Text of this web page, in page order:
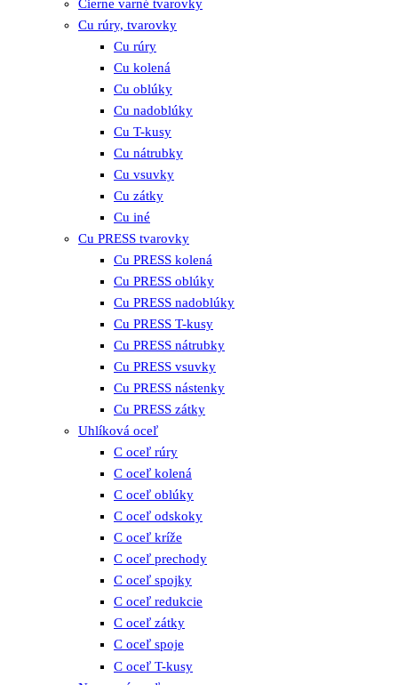
Čierne varné tvarovky
Cu rúry, tvarovky
Cu rúry
Cu kolená
Cu oblúky
Cu nadoblúky
Cu T-kusy
Cu nátrubky
Cu vsuvky
Cu zátky
Cu iné
Cu PRESS tvarovky
Cu PRESS kolená
Cu PRESS oblúky
Cu PRESS nadoblúky
Cu PRESS T-kusy
Cu PRESS nátrubky
Cu PRESS vsuvky
Cu PRESS nástenky
Cu PRESS zátky
Uhlíková oceľ
C oceľ rúry
C oceľ kolená
C oceľ oblúky
C oceľ odskoky
C oceľ kríže
C oceľ prechody
C oceľ spojky
C oceľ redukcie
C oceľ zátky
C oceľ spoje
C oceľ T-kusy